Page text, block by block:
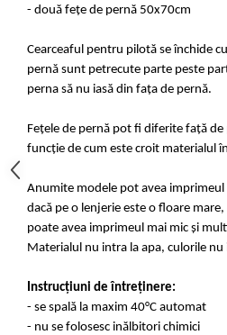
- două fețe de pernă 50x70cm
Cearceaful pentru pilotă se închide
pernă sunt petrecute parte peste
perna să nu iasă din fața de pernă.
Fețele de pernă pot fi diferite față de
funcție de cum este croit materialul
Anumite modele pot avea
dacă pe o lenjerie este o floare
poate avea imprimeul mai mic și
Materialul nu intra la apa, culorile nu
Instrucțiuni de întreținere:
- se spală la maxim 40°C automat
- nu se folosesc inălbitori chimici